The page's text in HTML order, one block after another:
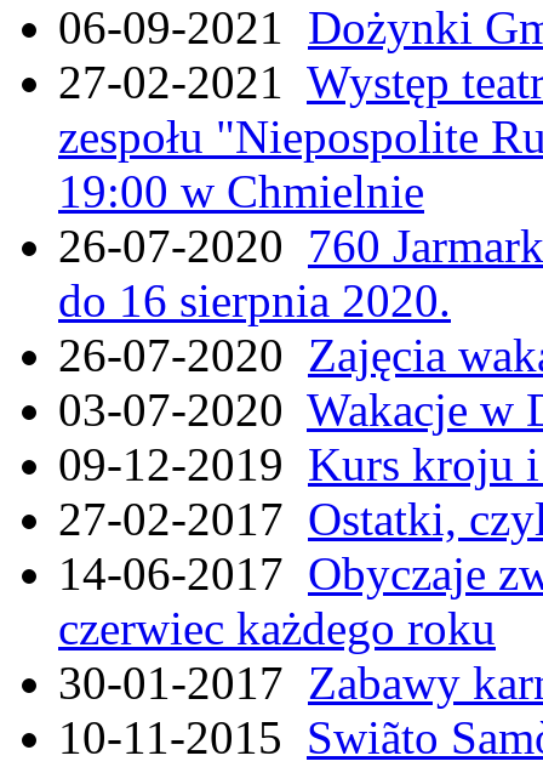
06-09-2021 Dożynki
27-02-2021 Występ
zespołu "Niepospolite
19:00 w Chmielnie
26-07-2020 760
do 16 sierpnia 2020.
26-07-2020 Zajęcia
03-07-2020 Wakacje w
09-12-2019 Kurs kroju i
27-02-2017 Ostatki,
14-06-2017 Obyczaje
czerwiec każdego roku
30-01-2017 Zabawy
10-11-2015 Swiãto